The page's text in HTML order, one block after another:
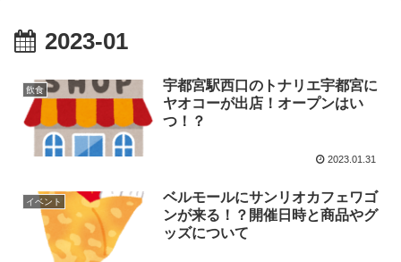
2023-01
飲食
宇都宮駅西口のトナリエ宇都宮に
ヤオコーが出店！オープンはい
つ！？
2023.01.31
イベント
ベルモールにサンリオカフェワゴ
ンが来る！？開催日時と商品やグ
ッズについて